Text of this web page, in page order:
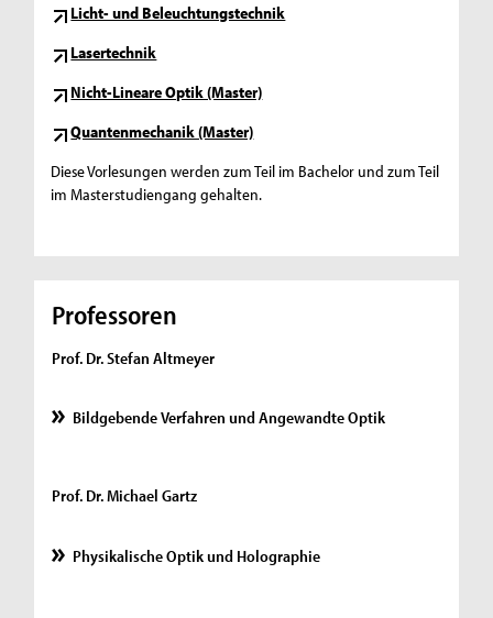
Licht- und Beleuchtungstechnik
Lasertechnik
Nicht-Lineare Optik (Master)
Quantenmechanik (Master)
Diese Vorlesungen werden zum Teil im Bachelor und zum Teil
im Masterstudiengang gehalten.
Professoren
Prof. Dr. Stefan Altmeyer
Bildgebende Verfahren und Angewandte Optik
Prof. Dr. Michael Gartz
Physikalische Optik und Holographie